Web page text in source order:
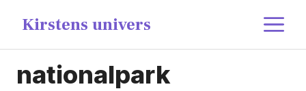
indhold
Kirstens univers
nationalpark